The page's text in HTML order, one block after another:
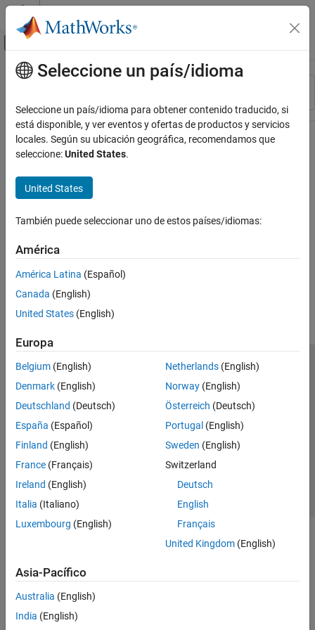
Saltar al contenido
Mostrar/ocultar menú de navegación
Recurso
Contenido principal
Seleccione un país/idioma
Seleccione un país/idioma para obtener contenido traducido, si
está disponible, y ver eventos y ofertas de productos y servicios
locales. Según su ubicación geográfica, recomendamos que
seleccione:United States.
United States
También puede seleccionar uno de estos países/idiomas:
América
América Latina (Español)
Canada (English)
United States (English)
Europa
Belgium (English)
Denmark (English)
Deutschland (Deutsch)
España (Español)
Finland (English)
France (Français)
Ireland (English)
Italia (Italiano)
Luxembourg (English)
Netherlands(English)
Norway(English)
Österreich (Deutsch)
Portugal (English)
Sweden (English)
Switzerland
Deutsch
English
Français
United Kingdom(English)
Asia-Pacífico
Australia (English)
India (English)
Centro de confianza
Marcas comerciales
Política de privacidad
Antipiratería
Estado de las aplicaciones
Información de contacto
© 1994-2026 The MathWorks, Inc.
Seleccione un país/